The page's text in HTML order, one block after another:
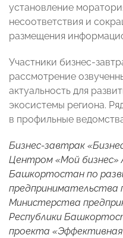
установление
несоответствия и
размещения
Участники
рассмотрение
актуальность для
экосистемы региона.
в профильные
Бизнес-завтрак
Центром «Мой бизнес»
Башкортостан по
предпринимательства
Министерства
Республики
проекта